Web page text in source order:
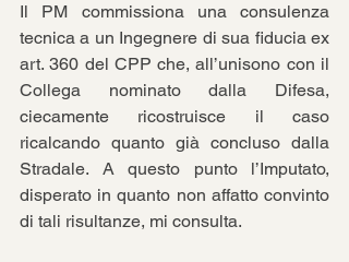
Il PM commissiona una consulenza
tecnica a un Ingegnere di sua fiducia ex
art. 360 del CPP che, all’unisono con il
Collega nominato dalla Difesa,
ciecamente ricostruisce il caso
ricalcando quanto già concluso dalla
Stradale. A questo punto l’Imputato,
disperato in quanto non affatto convinto
di tali risultanze, mi consulta.